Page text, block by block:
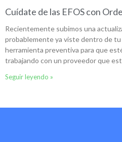
Cuídate de las EFOS con
Recientemente subimos una
probablemente ya viste dentro de
herramienta preventiva para que
trabajando con un proveedor que
Seguir leyendo »